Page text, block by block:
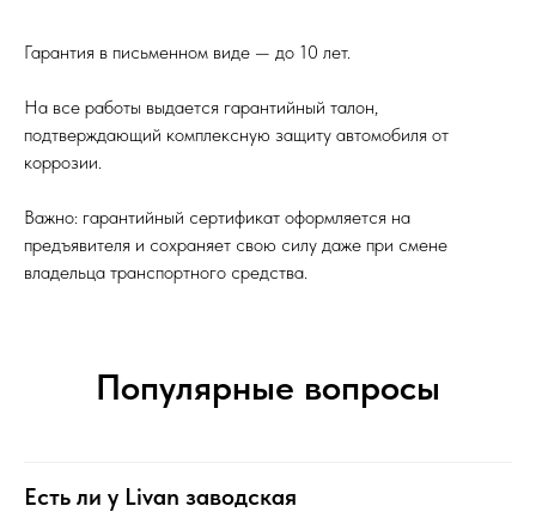
Гарантия в письменном виде — до 10 лет.
На все работы выдается гарантийный талон,
подтверждающий комплексную защиту автомобиля от
коррозии.
Важно: гарантийный сертификат оформляется на
предъявителя и сохраняет свою силу даже при смене
владельца транспортного средства.
Популярные вопросы
Есть ли у Livan заводская